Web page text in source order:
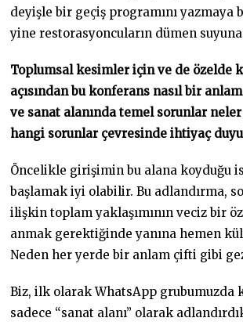
deyişle bir geçiş programını yazmaya
yine restorasyoncuların dümen
Toplumsal kesimler için ve de özelde
açısından bu konferans nasıl bir
ve sanat alanında temel sorunlar
hangi sorunlar çevresinde ihtiyaç
Öncelikle girişimin bu alana koyduğu
başlamak iyi olabilir. Bu adlandırma,
ilişkin toplam yaklaşımının veciz bir
anmak gerektiğinde yanına hemen
Neden her yerde bir anlam çifti gibi
Biz, ilk olarak WhatsApp grubumuzda
sadece “sanat alanı” olarak